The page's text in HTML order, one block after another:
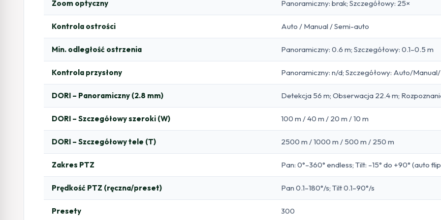
Zoom optyczny Panoramiczny: brak; Szczegółowy: 25×
Kontrola ostrości Auto / Manual / Semi-auto
Min. odległość ostrzenia Panoramiczny: 0.6 m; Szczegółowy: 0.1–0.5 m
Kontrola przysłony Panoramiczny: n/d; Szczegółowy: Auto/
DORI – Panoramiczny (2.8 mm) Detekcja 56 m; Obserwacja 22.4 m;
DORI – Szczegółowy szeroki (W) 100 m / 40 m / 20 m / 10 m
DORI – Szczegółowy tele (T) 2500 m / 1000 m / 500 m / 250 m
Zakres PTZ Pan: 0°–360° endless; Tilt: –15° do +90° (auto
Prędkość PTZ (ręczna/preset) Pan 0.1–180°/s; Tilt 0.1–90°/s
Presety 300